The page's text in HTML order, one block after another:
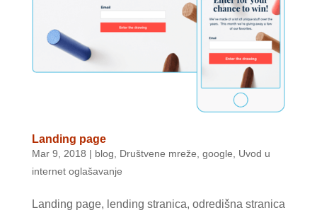
Landing page
Mar 9, 2018 | blog, Društvene mreže, google, Uvod u
internet oglašavanje
Landing page, lending stranica, odredišna stranica